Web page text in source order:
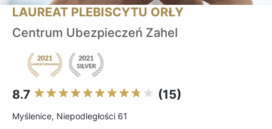
LAUREAT PLEBISCYTU ORŁY
Centrum Ubezpieczeń Zahel
8.7 (15)
Myślenice, Niepodległości 61